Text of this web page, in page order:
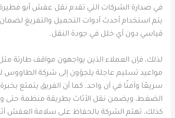
في صدارة الشركات التي تقدم نقل عفش أبو فطيرة
يتم استخدام أحدث أدوات التحميل والتفريغ
قياسي دون أي خلل في جودة النقل.
لذلك، فإن العملاء الذين يواجهون مواقف طارئة مثل
مواعيد تسليم عاجلة يلجؤون إلى شركة الطاووس
سريعًا وآمنًا في آن واحد. كما أن الفريق يتمتع
الضغط، ويضمن نقل الأثاث بطريقة منظمة حتى
كذلك، تهتم الشركة بالحفاظ على سلامة العفش